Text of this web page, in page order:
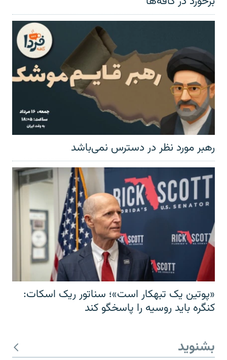
رهبر مورد نظر در دسترس نمی‌باشد
«پوتین یک تبهکار است»؛ سناتور ریک اسکات:
کنگره باید روسیه را پاسخگو کند
بشنوید